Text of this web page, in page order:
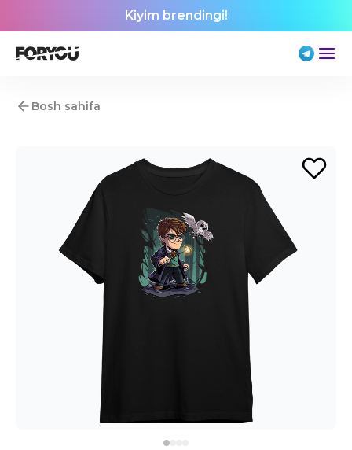
Kiyim brendingi!
Bosh sahifa